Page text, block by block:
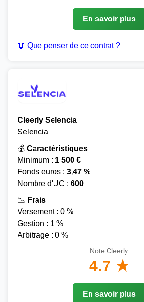
En savoir plus
📖 Que penser de ce contrat ?
Cleerly Selencia
Selencia
💰 Caractéristiques
Minimum : 1 500 €
Fonds euros : 3,47 %
Nombre d'UC : 600
📉 Frais
Versement : 0 %
Gestion : 1 %
Arbitrage : 0 %
Note Cleerly
4.7 ★
En savoir plus